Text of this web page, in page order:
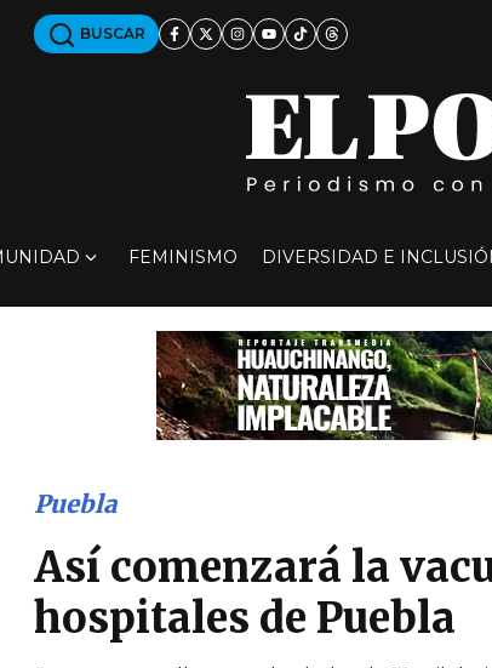
BUSCAR
FEMINISMO DIVERSIDAD E
Puebla
Así comenzará la
hospitales de Puebla